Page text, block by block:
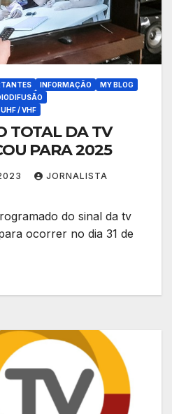
INFORMAÇÃO
MY BLOG
/ VHF
TOTAL DA TV
PARA 2025
JORNALISTA
do sinal da tv
ocorrer no dia 31 de